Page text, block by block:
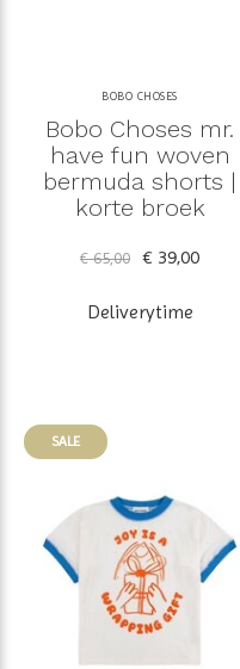
BOBO CHOSES
Bobo Choses mr.
have fun woven
bermuda shorts |
korte broek
€ 65,00 € 39,00
Deliverytime
SALE